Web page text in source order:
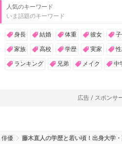
人気のキーワード
いま話題のキーワード
身長 結婚 体重 彼女
家族 高校 学歴 実家
ランキング 兄弟 メイク 中
広告 / スポンサ
俳優 藤木直人の学歴と若い頃！出身大学